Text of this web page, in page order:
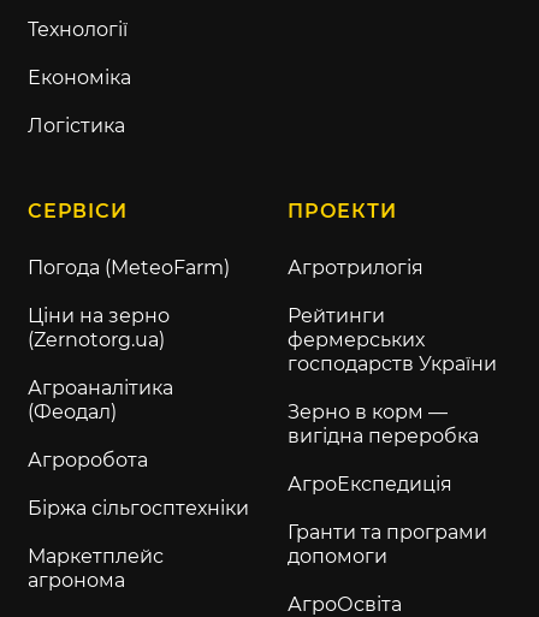
Технології
Економіка
Логістика
СЕРВІСИ
Погода (MeteoFarm)
Ціни на зерно
(Zernotorg.ua)
Агроаналітика
(Феодал)
Агроробота
Біржа сільгосптехніки
Маркетплейс
агронома
ПРОЕКТИ
Агротрилогія
Рейтинги
фермерських
господарств України
Зерно в корм —
вигідна переробка
АгроЕкспедиція
Гранти та програми
допомоги
АгроОсвіта